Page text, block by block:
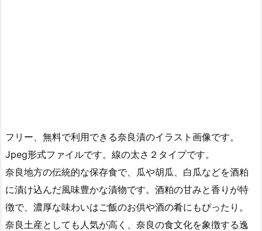
フリー、無料で利用できる奈良漬のイラスト画像です。
Jpeg形式ファイルです。線の太さ２タイプです。
奈良地方の伝統的な保存食で、瓜や胡瓜、白瓜などを酒粕
に漬け込んだ風味豊かな漬物です。酒粕の甘みと香りが特
徴で、濃厚な味わいはご飯のお供や酒の肴にもぴったり。
奈良土産としても人気が高く、奈良の食文化を象徴する逸